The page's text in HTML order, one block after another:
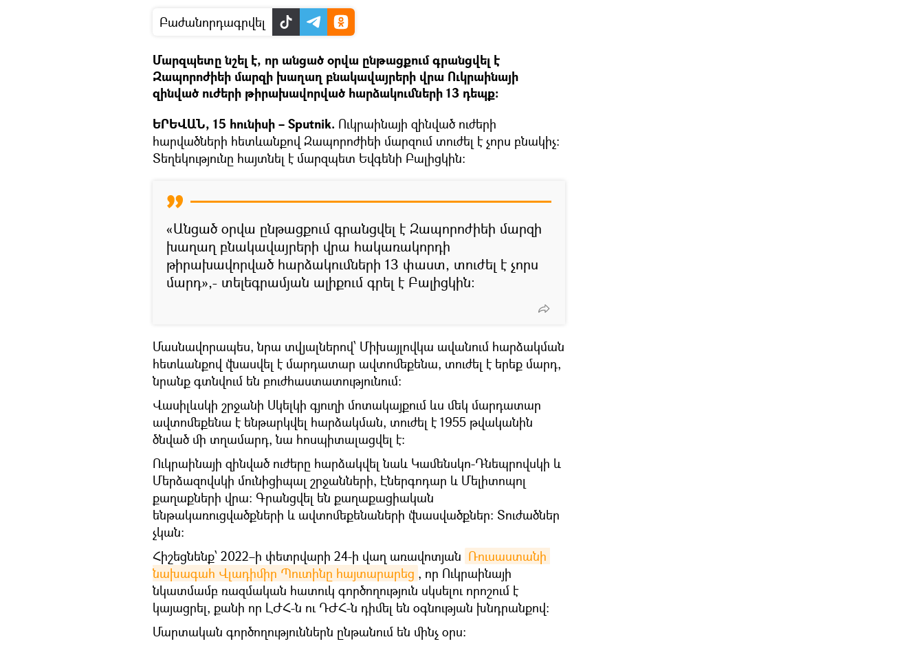
Բաժանորդագրվել
Մարզպետը նշել է, որ անցած օրվա ընթացքում գրանցվել է
Զապորոժիեի մարզի խաղաղ բնակավայրերի վրա Ուկրաինայի
զինված ուժերի թիրախավորված հարձակումների 13 դեպք:
ԵՐԵՎԱՆ, 15 հունիսի – Sputnik. Ուկրաինայի զինված ուժերի
հարվածների հետևանքով Զապորոժիեի մարզում տուժել է չորս բնակիչ։
Տեղեկությունը հայտնել է մարզպետ Եվգենի Բալիցկին։
«Անցած օրվա ընթացքում գրանցվել է Զապորոժիեի մարզի
խաղաղ բնակավայրերի վրա հակառակորդի
թիրախավորված հարձակումների 13 փաստ, տուժել է չորս
մարդ»,- տելեգրամյան ալիքում գրել է Բալիցկին։
Մասնավորապես, նրա տվյալներով՝ Միխայլովկա ավանում հարձակման
հետևանքով վնասվել է մարդատար ավտոմեքենա, տուժել է երեք մարդ,
նրանք գտնվում են բուժհաստատությունում:
Վասիլևսկի շրջանի Սկելկի գյուղի մոտակայքում ևս մեկ մարդատար
ավտոմեքենա է ենթարկվել հարձակման, տուժել է 1955 թվականին
ծնված մի տղամարդ, նա հոսպիտալացվել է:
Ուկրաինայի զինված ուժերը հարձակվել նաև Կամենսկո-Դնեպրովսկի և
Մերձազովսկի մունիցիպալ շրջանների, Էներգոդար և Մելիտոպոլ
քաղաքների վրա։ Գրանցվել են քաղաքացիական
ենթակառուցվածքների և ավտոմեքենաների վնասվածքներ։ Տուժածներ
չկան։
Հիշեցնենք՝ 2022–ի փետրվարի 24-ի վաղ առավոտյան Ռուսաստանի
նախագահ Վլադիմիր Պուտինը հայտարարեց , որ Ուկրաինայի
նկատմամբ ռազմական հատուկ գործողություն սկսելու որոշում է
կայացրել, քանի որ ԼԺՀ-ն ու ԴԺՀ-ն դիմել են օգնության խնդրանքով։
Մարտական գործողություններն ընթանում են մինչ օրս։